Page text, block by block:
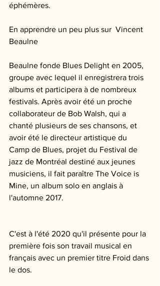
éphémères.
En apprendre un peu plus sur  Vincent
Beaulne
Beaulne fonde Blues Delight en 2005,
groupe avec lequel il enregistrera trois
albums et participera à de nombreux
festivals. Après avoir été un proche
collaborateur de Bob Walsh, qui a
chanté plusieurs de ses chansons, et
avoir été le directeur artistique du
Camp de Blues, projet du Festival de
jazz de Montréal destiné aux jeunes
musiciens, il fait paraître The Voice is
Mine, un album solo en anglais à
l'automne 2017.
C'est à l'été 2020 qu'il présente pour la
première fois son travail musical en
français avec un premier titre Froid dans
le dos.